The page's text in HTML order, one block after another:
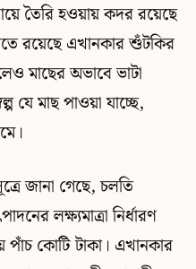
তৈরি হওয়ায় কদর রয়েছে
রয়েছে এখানকার শুঁটকির
মাছের অভাবে ভাটা
যে মাছ পাওয়া যাচ্ছে,
জানা গেছে, চলতি
লক্ষ্যমাত্রা নির্ধারণ
পাঁচ কোটি টাকা। এখানকার